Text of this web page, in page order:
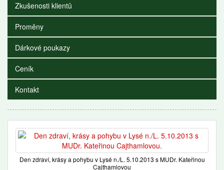
Zkušenosti klientů
Proměny
Dárkové poukazy
Ceník
Kontakt
Den zdraví, krásy a pohybu v Lysé n./L. 5.10.2013 s MUDr. Kateřinou
Cajthamlovou